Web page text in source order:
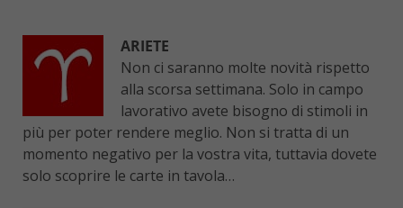
ARIETE
Non ci saranno molte novità rispetto
alla scorsa settimana. Solo in campo
lavorativo avete bisogno di stimoli in
più per poter rendere meglio. Non si tratta di un
momento negativo per la vostra vita, tuttavia dovete
solo scoprire le carte in tavola…